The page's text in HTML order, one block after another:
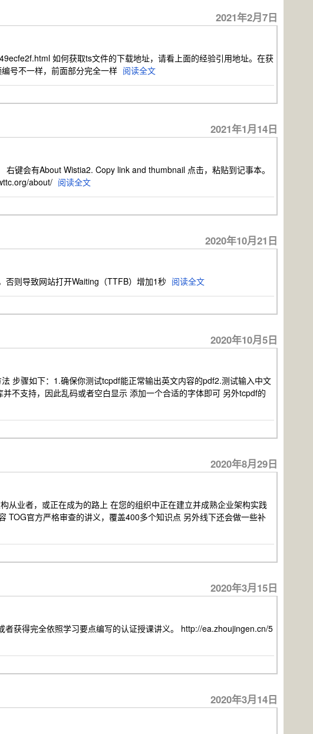
2021年2月7日
如何获取ts文件的下载地址，请看上面的经验引用地址。在获
号不一样，前面部分完全一样 阅读全文
2021年1月14日
键会有About Wistia2. Copy link and thumbnail 点击，粘贴到记事本。
about/ 阅读全文
2020年10月21日
则导致网站打开Waiting（TTFB）增加1秒 阅读全文
2020年10月5日
步骤如下：1.确保你测试tcpdf能正常输出英文内容的pdf2.测试输入中文
不支持，因此乱码或者空白显示 添加一个合适的字体即可 另外tcpdf的
2020年8月29日
从业者，或正在成为的路上 在您的组织中正在建立并成熟企业架构实践
TOG官方严格审查的讲义，覆盖400多个知识点 另外线下还会做一些补
2020年3月15日
获得完全依照学习要点编写的认证授课讲义。 http://ea.zhoujingen.cn/5
2020年3月14日